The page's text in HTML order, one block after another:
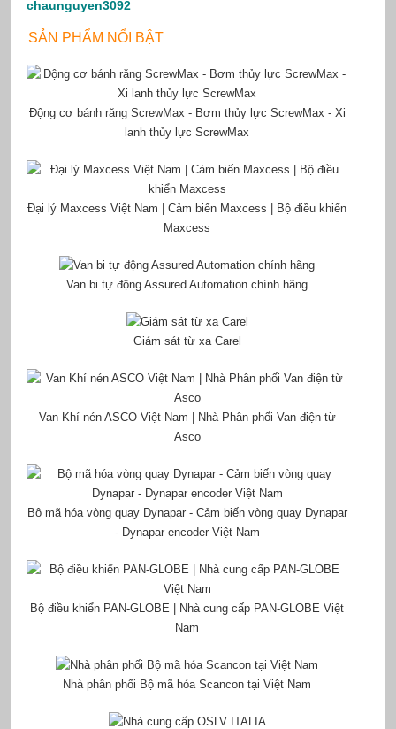
chaunguyen3092
SẢN PHẨM NỔI BẬT
Động cơ bánh răng ScrewMax - Bơm thủy lực ScrewMax - Xi
lanh thủy lực ScrewMax
Đại lý Maxcess Việt Nam | Cảm biến Maxcess | Bộ điều khiển
Maxcess
Van bi tự động Assured Automation chính hãng
Giám sát từ xa Carel
Van Khí nén ASCO Việt Nam | Nhà Phân phối Van điện từ
Asco
Bộ mã hóa vòng quay Dynapar - Cảm biến vòng quay Dynapar
- Dynapar encoder Việt Nam
Bộ điều khiển PAN-GLOBE | Nhà cung cấp PAN-GLOBE Việt
Nam
Nhà phân phối Bộ mã hóa Scancon tại Việt Nam